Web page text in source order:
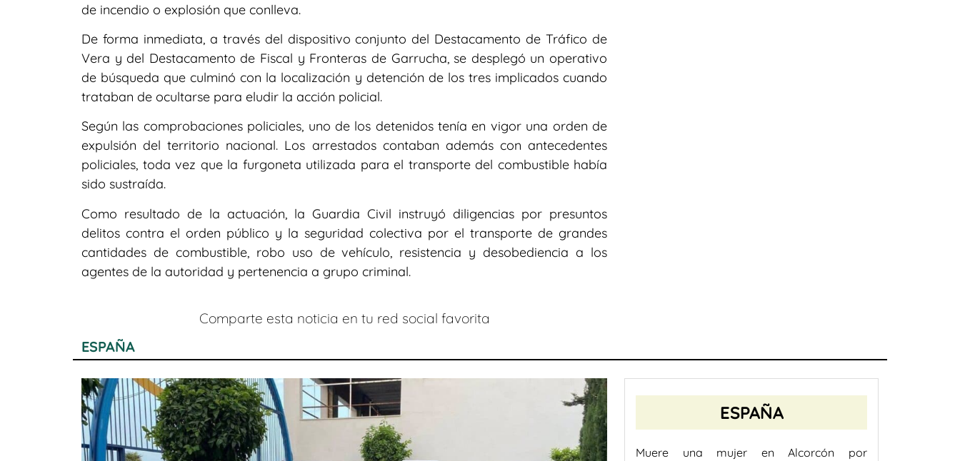
de incendio o explosión que conlleva.
De forma inmediata, a través del dispositivo conjunto del Destacamento de Tráfico de
Vera y del Destacamento de Fiscal y Fronteras de Garrucha, se desplegó un operativo
de búsqueda que culminó con la localización y detención de los tres implicados cuando
trataban de ocultarse para eludir la acción policial.
Según las comprobaciones policiales, uno de los detenidos tenía en vigor una orden de
expulsión del territorio nacional. Los arrestados contaban además con antecedentes
policiales, toda vez que la furgoneta utilizada para el transporte del combustible había
sido sustraída.
Como resultado de la actuación, la Guardia Civil instruyó diligencias por presuntos
delitos contra el orden público y la seguridad colectiva por el transporte de grandes
cantidades de combustible, robo uso de vehículo, resistencia y desobediencia a los
agentes de la autoridad y pertenencia a grupo criminal.
Comparte esta noticia en tu red social favorita
ESPAÑA
ESPAÑA
Muere una mujer en Alcorcón por